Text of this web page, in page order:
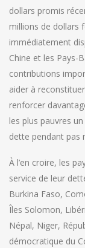
dollars promis
millions de dollars
immédiatement
Chine et les Pays-
contributions
aider à
renforcer
les plus pauvres
dette pendant pas
À l’en croire, les
service de leur
Burkina Faso,
Îles Solomon,
Népal, Niger,
démocratique du